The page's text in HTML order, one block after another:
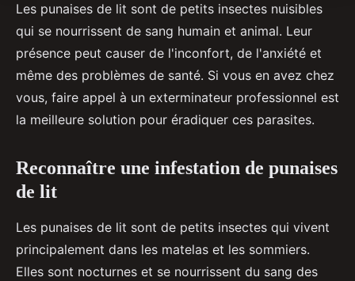
Les punaises de lit sont de petits insectes nuisibles
qui se nourrissent de sang humain et animal. Leur
présence peut causer de l'inconfort, de l'anxiété et
même des problèmes de santé. Si vous en avez chez
vous, faire appel à un exterminateur professionnel est
la meilleure solution pour éradiquer ces parasites.
Reconnaître une infestation de punaises
de lit
Les punaises de lit sont de petits insectes qui vivent
principalement dans les matelas et les sommiers.
Elles sont nocturnes et se nourrissent du sang des